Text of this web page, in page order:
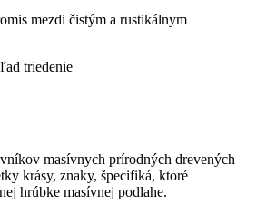
mezdi čistým a rustikálnym
triedenie
masívnych prírodných drevených
krásy, znaky, špecifiká, ktoré
hrúbke masívnej podlahe.